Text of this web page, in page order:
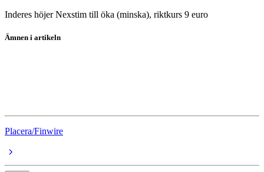
Inderes höjer Nexstim till öka (minska), riktkurs 9 euro
Ämnen i artikeln
Placera/Finwire